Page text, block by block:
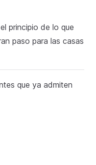
principio de lo que
paso para las casas
que ya admiten